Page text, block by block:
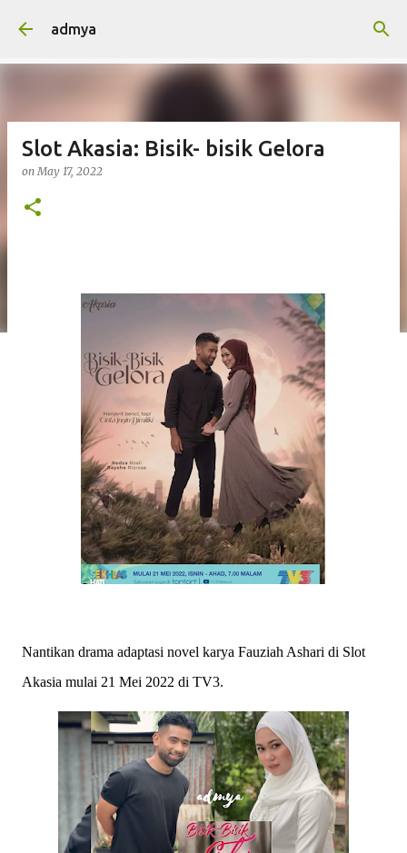
admya
Slot Akasia: Bisik- bisik Gelora
onMay 17, 2022
Nantikan drama adaptasi novel karya Fauziah Ashari di Slot
Akasia mulai 21 Mei 2022 di TV3.